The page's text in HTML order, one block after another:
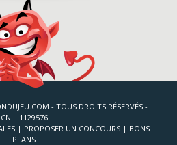
- TOUS DROITS RÉSERVÉS -
CNIL 1129576
| PROPOSER UN CONCOURS | BONS
PLANS